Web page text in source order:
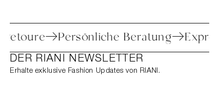
Retoure Persönliche Beratung
DER RIANI NEWSLETTER
Erhalte exklusive Fashion Updates von RIANI.